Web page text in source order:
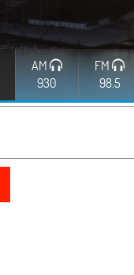
AM
930
FM
98.5